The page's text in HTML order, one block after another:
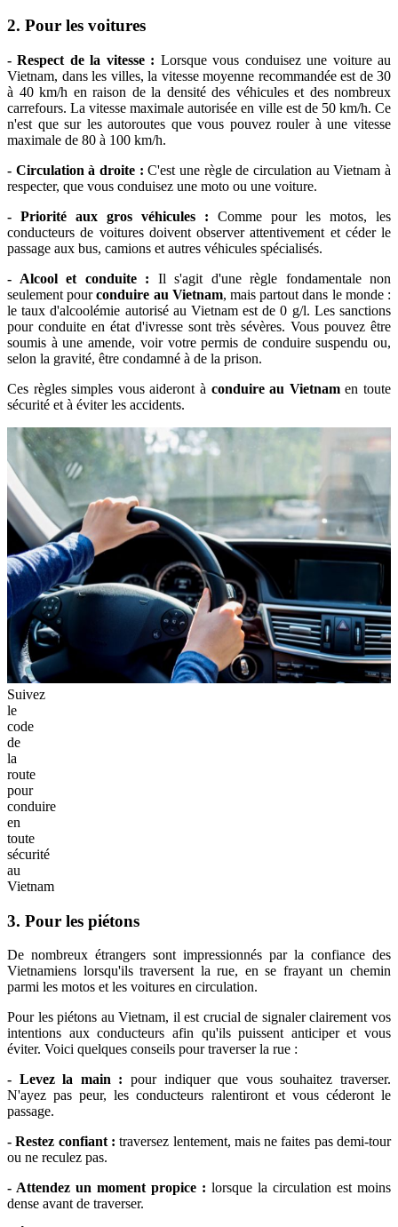
2. Pour les voitures
- Respect de la vitesse : Lorsque vous conduisez une voiture au
Vietnam, dans les villes, la vitesse moyenne recommandée est de 30
à 40 km/h en raison de la densité des véhicules et des nombreux
carrefours. La vitesse maximale autorisée en ville est de 50 km/h. Ce
n'est que sur les autoroutes que vous pouvez rouler à une vitesse
maximale de 80 à 100 km/h.
- Circulation à droite : C'est une règle de circulation au Vietnam à
respecter, que vous conduisez une moto ou une voiture.
- Priorité aux gros véhicules : Comme pour les motos, les
conducteurs de voitures doivent observer attentivement et céder le
passage aux bus, camions et autres véhicules spécialisés.
- Alcool et conduite : Il s'agit d'une règle fondamentale non
seulement pourconduire au Vietnam, mais partout dans le monde :
le taux d'alcoolémie autorisé au Vietnam est de 0 g/l. Les sanctions
pour conduite en état d'ivresse sont très sévères. Vous pouvez être
soumis à une amende, voir votre permis de conduire suspendu ou,
selon la gravité, être condamné à de la prison.
Ces règles simples vous aideront à conduire au Vietnamen toute
sécurité et à éviter les accidents.
Suivez
le
code
de
la
route
pour
conduire
en
toute
sécurité
au
Vietnam
3. Pour les piétons
De nombreux étrangers sont impressionnés par la confiance des
Vietnamiens lorsqu'ils traversent la rue, en se frayant un chemin
parmi les motos et les voitures en circulation.
Pour les piétons au Vietnam, il est crucial de signaler clairement vos
intentions aux conducteurs afin qu'ils puissent anticiper et vous
éviter. Voici quelques conseils pour traverser la rue :
- Levez la main : pour indiquer que vous souhaitez traverser.
N'ayez pas peur, les conducteurs ralentiront et vous céderont le
passage.
- Restez confiant : traversez lentement, mais ne faites pas demi-tour
ou ne reculez pas.
- Attendez un moment propice : lorsque la circulation est moins
dense avant de traverser.